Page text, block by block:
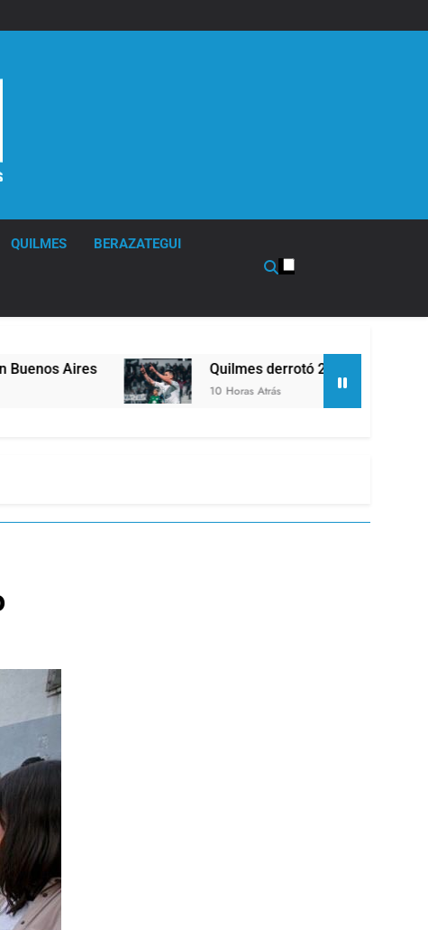
QUILMES BERAZATEGUI
Quilmes derrotó 2-0 al líder Gimnasia de
10 Horas Atrás